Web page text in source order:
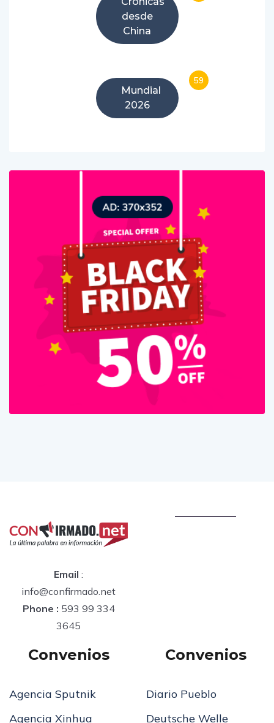
desde
China
Mundial
2026
59
Email :
info@confirmado.net
Phone : 593 99 334
3645
Convenios
Agencia Sputnik
Agencia Xinhua
Convenios
Diario Pueblo
Deutsche Welle